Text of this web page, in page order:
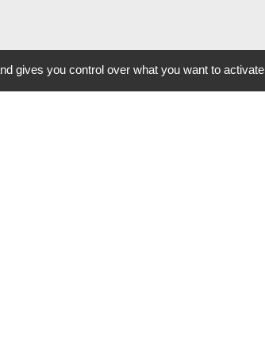
gives you control over what you want to activate